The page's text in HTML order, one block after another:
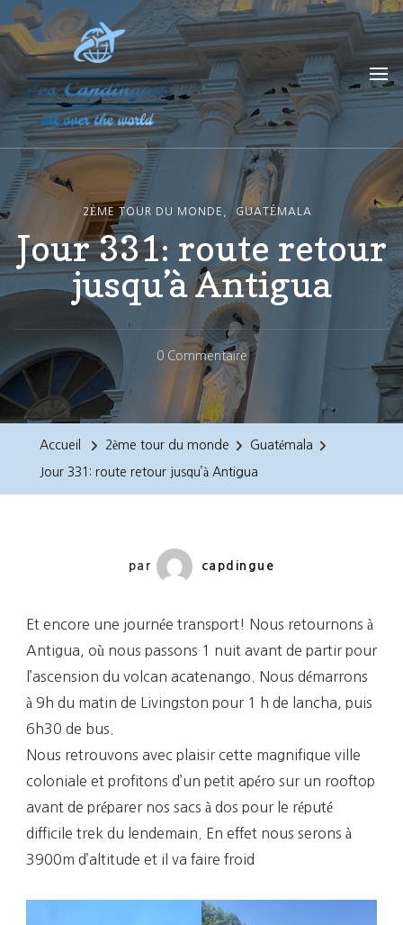
Les Capdingues
blog de voyage
2ÈME TOUR DU MONDE GUATÉMALA
Jour 331: route retour
jusqu’à Antigua
0 CommentaireSur
Jour
331:
Accueil 2ème tour du monde Guatémala
Jour 331: route retour jusqu’à Antigua
par capdingue
Et encore une journée transport! Nous retournons à
Antigua, où nous passons 1 nuit avant de partir pour
l’ascension du volcan acatenango. Nous démarrons
à 9h du matin de Livingston pour 1 h de lancha, puis
6h30 de bus.
Nous retrouvons avec plaisir cette magnifique ville
coloniale et profitons d’un petit apéro sur un rooftop
avant de préparer nos sacs à dos pour le réputé
difficile trek du lendemain. En effet nous serons à
3900m d’altitude et il va faire froid